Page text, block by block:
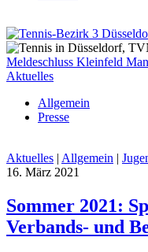
Meldeschluss Kleinfeld
Aktuelles
Allgemein
Presse
Aktuelles | Allgemein |
16. März 2021
Sommer 2021:
Verbands- und